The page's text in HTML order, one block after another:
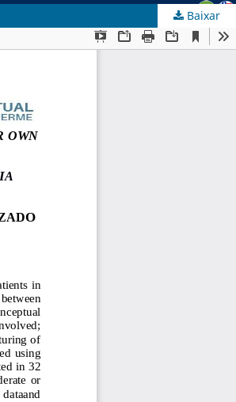
Baixar